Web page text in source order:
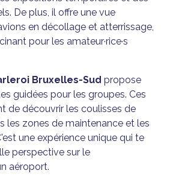
De plus, il offre une vue
en décollage et atterrissage,
pour les amateur·rice·s
Bruxelles-Sud propose
guidées pour les groupes. Ces
de découvrir les coulisses de
les zones de maintenance et les
une expérience unique qui te
perspective sur le
aéroport.